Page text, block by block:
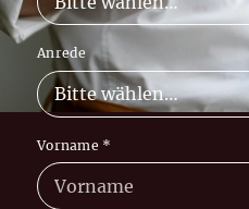
Anrede
Vorname *